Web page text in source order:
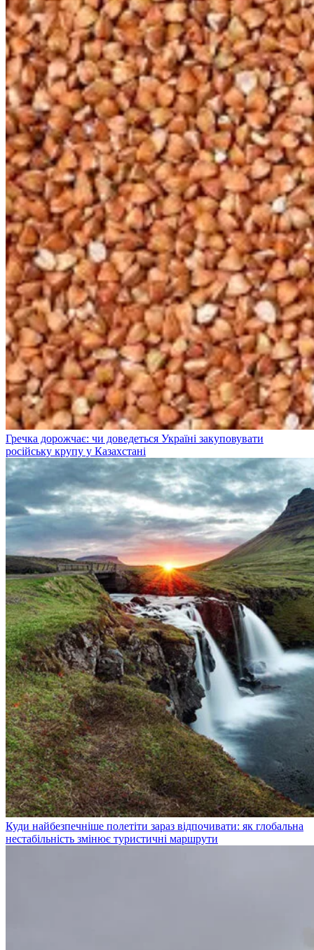
Гречка дорожчає: чи доведеться Україні закуповувати
російську крупу у Казахстані
Куди найбезпечніше полетіти зараз відпочивати: як глобальна
нестабільність змінює туристичні маршрути